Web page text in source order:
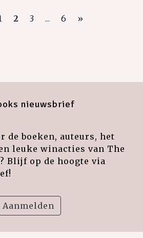
2 3 ... 6 »
nieuwsbrief
de boeken, auteurs, het
leuke winacties van The
Blijf op de hoogte via
Aanmelden